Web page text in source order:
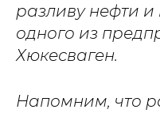
разливу нефти и
одного из
Хюкесваген.
Напомним, что